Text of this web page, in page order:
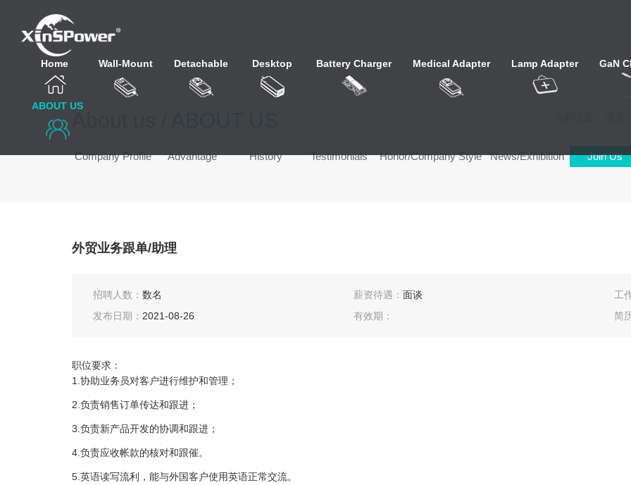
Home Wall-Mount Detachable Desktop Battery Charger Medical Adapter Lamp Adapter GaN
ABOUT US
Company Profile Advantage History Testimonials Honor/Company Style News/Exhibition Join Us
外贸业务跟单/助理
招聘人数： 数名 薪资待遇： 面谈 工
发布日期： 2021-08-26 有效期： 简
职位要求：
1.协助业务员对客户进行维护和管理；
2.负责销售订单传达和跟进；
3.负责新产品开发的协调和跟进；
4.负责应收帐款的核对和跟催。
5.英语读写流利，能与外国客户使用英语正常交流。